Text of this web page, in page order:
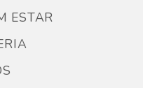
ESTAR